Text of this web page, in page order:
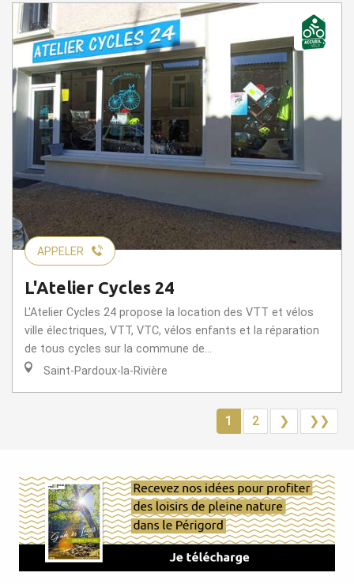
APPELER
L'Atelier Cycles 24
L'Atelier Cycles 24 propose la location des VTT et vélos
ville électriques, VTT, VTC, vélos enfants et la réparation
de tous cycles sur la commune de...
Saint-Pardoux-la-Rivière
1 2 ❯ ❯❯